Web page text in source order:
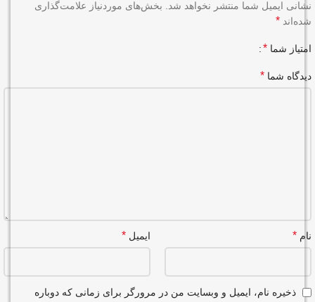
نشانی ایمیل شما منتشر نخواهد شد.
بخش‌های موردنیاز علامت‌گذاری
شده‌اند *
امتیاز شما *
دیدگاه شما *
نام * ایمیل *
ذخیره نام، ایمیل و وبسایت من در مرورگر برای زمانی که دوباره